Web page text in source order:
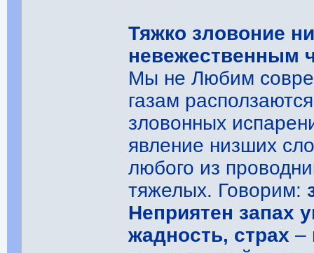
Тяжко зловоние
невежественным
Мы не Любим
газам
зловонных
явление низших
любого из
тяжелых. Говорим:
Неприятен запах
жадность, страх –